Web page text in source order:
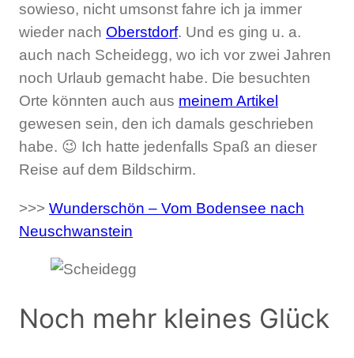
sowieso, nicht umsonst fahre ich ja immer
wieder nach Oberstdorf. Und es ging u. a.
auch nach Scheidegg, wo ich vor zwei Jahren
noch Urlaub gemacht habe. Die besuchten
Orte könnten auch aus meinem Artikel
gewesen sein, den ich damals geschrieben
habe. 😉 Ich hatte jedenfalls Spaß an dieser
Reise auf dem Bildschirm.
>>> Wunderschön – Vom Bodensee nach
Neuschwanstein
Noch mehr kleines Glück